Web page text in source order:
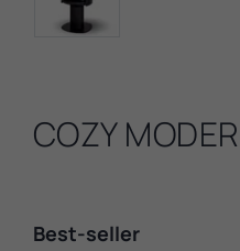
COZY
Best-seller